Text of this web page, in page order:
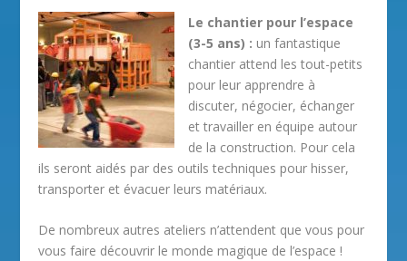
Le chantier pour l’espace
(3-5 ans) : un fantastique
chantier attend les tout-petits
pour leur apprendre à
discuter, négocier, échanger
et travailler en équipe autour
de la construction. Pour cela
ils seront aidés par des outils techniques pour hisser,
transporter et évacuer leurs matériaux.
De nombreux autres ateliers n’attendent que vous pour
vous faire découvrir le monde magique de l’espace !